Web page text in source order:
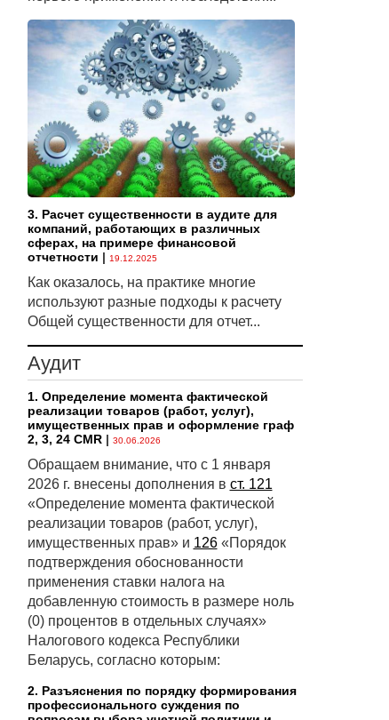
3. Расчет существенности в аудите для
компаний, работающих в различных
сферах, на примере финансовой
отчетности | 19.12.2025
Как оказалось, на практике многие
используют разные подходы к расчету
Общей существенности для отчет...
Аудит
1. Определение момента фактической
реализации товаров (работ, услуг),
имущественных прав и оформление граф
2, 3, 24 CMR| 30.06.2026
Обращаем внимание, что с 1 января
2026 г. внесены дополнения в ст. 121
«Определение момента фактической
реализации товаров (работ, услуг),
имущественных прав» и 126«Порядок
подтверждения обоснованности
применения ставки налога на
добавленную стоимость в размере ноль
(0) процентов в отдельных случаях»
Налогового кодекса Республики
Беларусь, согласно которым:
2. Разъяснения по порядку формирования
профессионального суждения по